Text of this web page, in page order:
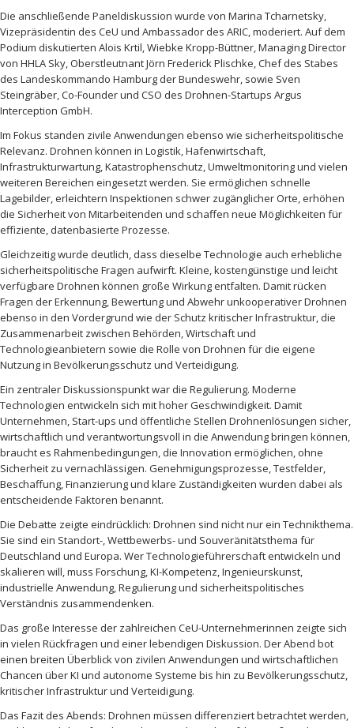
Die anschließende Paneldiskussion wurde von Marina Tcharnetsky,
Vizepräsidentin des CeU und Ambassador des ARIC, moderiert. Auf dem
Podium diskutierten Alois Krtil, Wiebke Kropp-Büttner, Managing Director
von HHLA Sky, Oberstleutnant Jörn Frederick Plischke, Chef des Stabes
des Landeskommando Hamburg der Bundeswehr, sowie Sven
Steingräber, Co-Founder und CSO des Drohnen-Startups Argus
Interception GmbH.
Im Fokus standen zivile Anwendungen ebenso wie sicherheitspolitische
Relevanz. Drohnen können in Logistik, Hafenwirtschaft,
Infrastrukturwartung, Katastrophenschutz, Umweltmonitoring und vielen
weiteren Bereichen eingesetzt werden. Sie ermöglichen schnelle
Lagebilder, erleichtern Inspektionen schwer zugänglicher Orte, erhöhen
die Sicherheit von Mitarbeitenden und schaffen neue Möglichkeiten für
effiziente, datenbasierte Prozesse.
Gleichzeitig wurde deutlich, dass dieselbe Technologie auch erhebliche
sicherheitspolitische Fragen aufwirft. Kleine, kostengünstige und leicht
verfügbare Drohnen können große Wirkung entfalten. Damit rücken
Fragen der Erkennung, Bewertung und Abwehr unkooperativer Drohnen
ebenso in den Vordergrund wie der Schutz kritischer Infrastruktur, die
Zusammenarbeit zwischen Behörden, Wirtschaft und
Technologieanbietern sowie die Rolle von Drohnen für die eigene
Nutzung in Bevölkerungsschutz und Verteidigung.
Ein zentraler Diskussionspunkt war die Regulierung. Moderne
Technologien entwickeln sich mit hoher Geschwindigkeit. Damit
Unternehmen, Start-ups und öffentliche Stellen Drohnenlösungen sicher,
wirtschaftlich und verantwortungsvoll in die Anwendung bringen können,
braucht es Rahmenbedingungen, die Innovation ermöglichen, ohne
Sicherheit zu vernachlässigen. Genehmigungsprozesse, Testfelder,
Beschaffung, Finanzierung und klare Zuständigkeiten wurden dabei als
entscheidende Faktoren benannt.
Die Debatte zeigte eindrücklich: Drohnen sind nicht nur ein Technikthema.
Sie sind ein Standort-, Wettbewerbs- und Souveränitätsthema für
Deutschland und Europa. Wer Technologieführerschaft entwickeln und
skalieren will, muss Forschung, KI-Kompetenz, Ingenieurskunst,
industrielle Anwendung, Regulierung und sicherheitspolitisches
Verständnis zusammendenken.
Das große Interesse der zahlreichen CeU-Unternehmerinnen zeigte sich
in vielen Rückfragen und einer lebendigen Diskussion. Der Abend bot
einen breiten Überblick von zivilen Anwendungen und wirtschaftlichen
Chancen über KI und autonome Systeme bis hin zu Bevölkerungsschutz,
kritischer Infrastruktur und Verteidigung.
Das Fazit des Abends: Drohnen müssen differenziert betrachtet werden,